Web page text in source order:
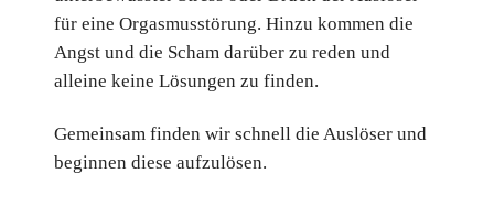
für eine Orgasmusstörung. Hinzu kommen die
Angst und die Scham darüber zu reden und
alleine keine Lösungen zu finden.
Gemeinsam finden wir schnell die Auslöser und
beginnen diese aufzulösen.